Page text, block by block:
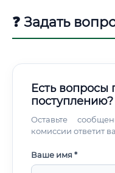
❓ Задать
Есть
поступлению?
Оставьте
комиссии ответит
Ваше имя *